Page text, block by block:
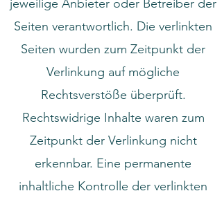
jeweilige Anbieter oder Betreiber der
Seiten verantwortlich. Die verlinkten
Seiten wurden zum Zeitpunkt der
Verlinkung auf mögliche
Rechtsverstöße überprüft.
Rechtswidrige Inhalte waren zum
Zeitpunkt der Verlinkung nicht
erkennbar. Eine permanente
inhaltliche Kontrolle der verlinkten